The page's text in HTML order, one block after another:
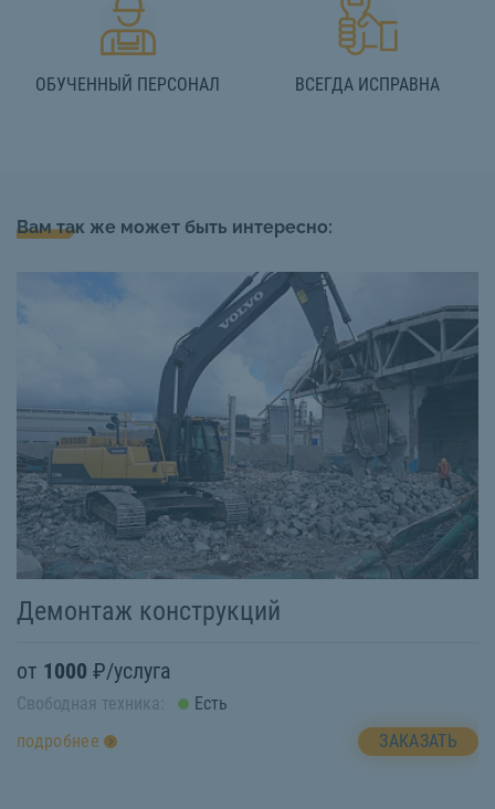
ОБУЧЕННЫЙ ПЕРСОНАЛ ВСЕГДА ИСПРАВНА
Вам так же может быть интересно:
Демонтаж конструкций
от 1000 ₽/услуга
Свободная техника:
Есть
подробнее
ЗАКАЗАТЬ